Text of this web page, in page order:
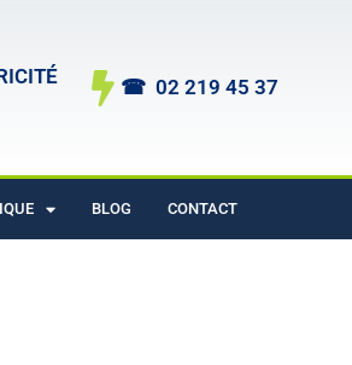
☎︎ 02 219 45 37
BLOG CONTACT